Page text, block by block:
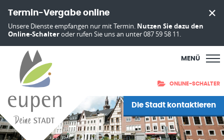
Termin-Vergabe online
Unsere Dienste empfangen nur mit Termin. Nutzen Sie dazu den
Online-Schalteroder rufen Sie uns an unter 087 59 58 11.
MENÜ
ONLINE-SCHALTER
Die Stadt kontaktieren